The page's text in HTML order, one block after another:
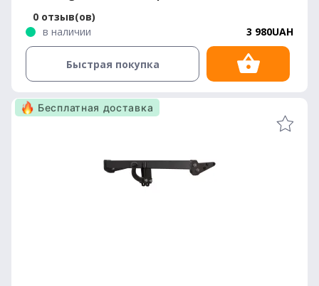
0 отзыв(ов)
в наличии
3 980UAH
Быстрая покупка
Бесплатная доставка